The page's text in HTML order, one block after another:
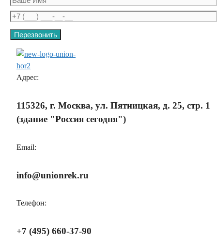
Адрес:
115326, г. Москва, ул. Пятницкая, д. 25, стр. 1
(здание "Россия сегодня")
Email:
info@unionrek.ru
Телефон:
+7 (495) 660-37-90